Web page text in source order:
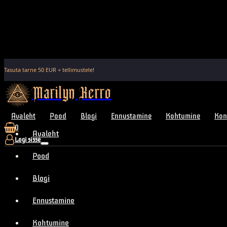
Tasuta tarne 50 EUR + tellimustele!
Marilyn Kerro
Avaleht Pood Blogi Ennustamine Kohtumine
0
Logi sisse
Avaleht
Pood
Blogi
Ennustamine
Kohtumine